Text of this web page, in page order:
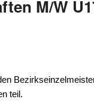
M/W
teil.